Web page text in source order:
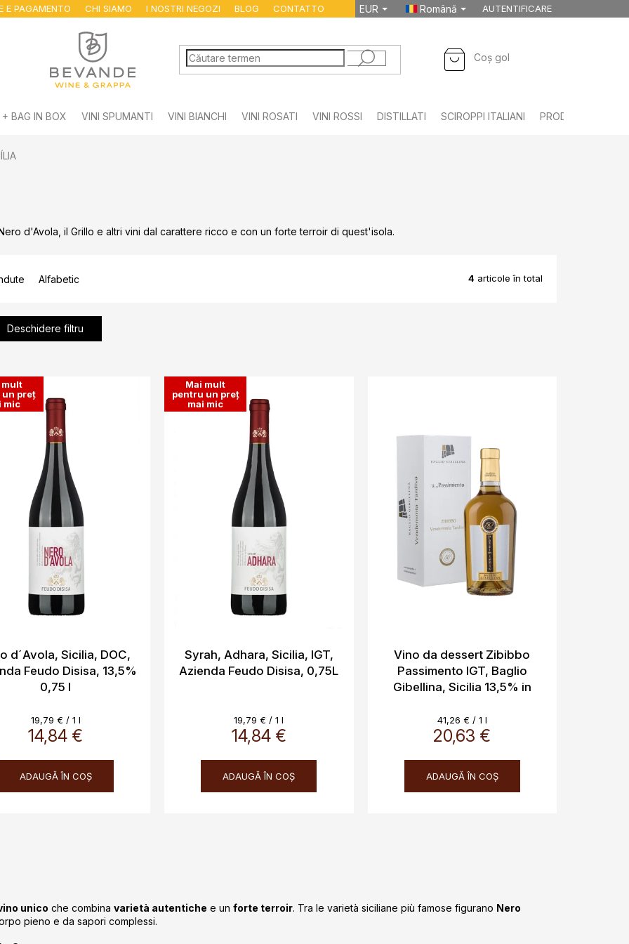
E PAGAMENTO CHI SIAMO I NOSTRI NEGOZI BLOG CONTATTO EUR Română AUTENTIFICARE
COŞ
Coş gol
+ BAG IN BOX VINI SPUMANTI VINI BIANCHI VINI ROSATI VINI ROSSI DISTILLATI SCIROPPI ITALIANI PRODOTTI
d'Avola, il Grillo e altri vini dal carattere ricco e con un forte terroir di quest'isola.
Alfabetic 4 articole în total
Deschidere filtru
mult
un preț
mic
d´Avola, Sicilia, DOC,
Feudo Disisa, 13,5%
0,75 l
14,84 €
Evaluare
preţ:
19,79 € / 1 l
ADAUGĂ ÎN COŞ
Mai mult
pentru un preț
mai mic
Syrah, Adhara, Sicilia, IGT,
Azienda Feudo Disisa, 0,75L
14,84 €
Evaluare
preţ:
19,79 € / 1 l
ADAUGĂ ÎN COŞ
Vino da dessert Zibibbo
Passimento IGT, Baglio
Gibellina, Sicilia 13,5% in
20,63 €
Evaluare
preţ:
41,26 € / 1 l
ADAUGĂ ÎN COŞ
r
o
unico che combina varietà autentiche e un forte terroir. Tra le varietà siciliane più famose figurano Nero
pieno e da sapori complessi.